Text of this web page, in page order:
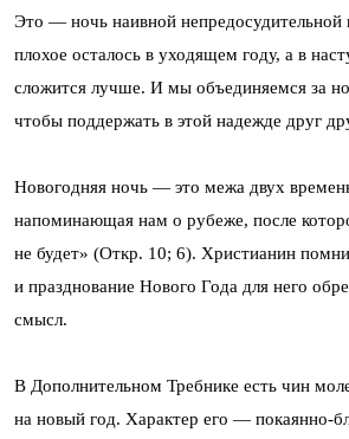
Это — ночь наивной непредосудительной
плохое осталось в уходящем году, а в
сложится лучше. И мы объединяемся за
чтобы поддержать в этой надежде друг
Новогодняя ночь — это межа двух
напоминающая нам о рубеже, после
не будет» (Откр. 10; 6). Христианин
и празднование Нового Года для него
смысл.
В Дополнительном Требнике есть чин
на новый год. Характер его — покаянно-